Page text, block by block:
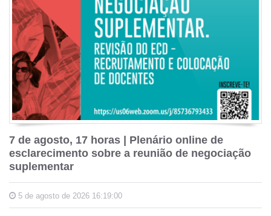
7 de agosto, 17 horas | Plenário online de
esclarecimento sobre a reunião de negociação
suplementar
5 de agosto de 2026 16:19:00